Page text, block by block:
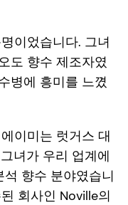
이었습니다. 그녀
도 향수 제조자였
병에 흥미를 느꼈
이미는 럿거스 대
녀가 우리 업계에
향수 분야였습니
회사인 Noville의